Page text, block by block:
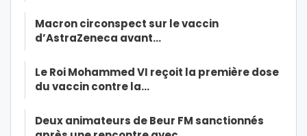
Macron circonspect sur le vaccin
d’AstraZeneca avant…
Le Roi Mohammed VI reçoit la première dose
du vaccin contre la…
Deux animateurs de Beur FM sanctionnés